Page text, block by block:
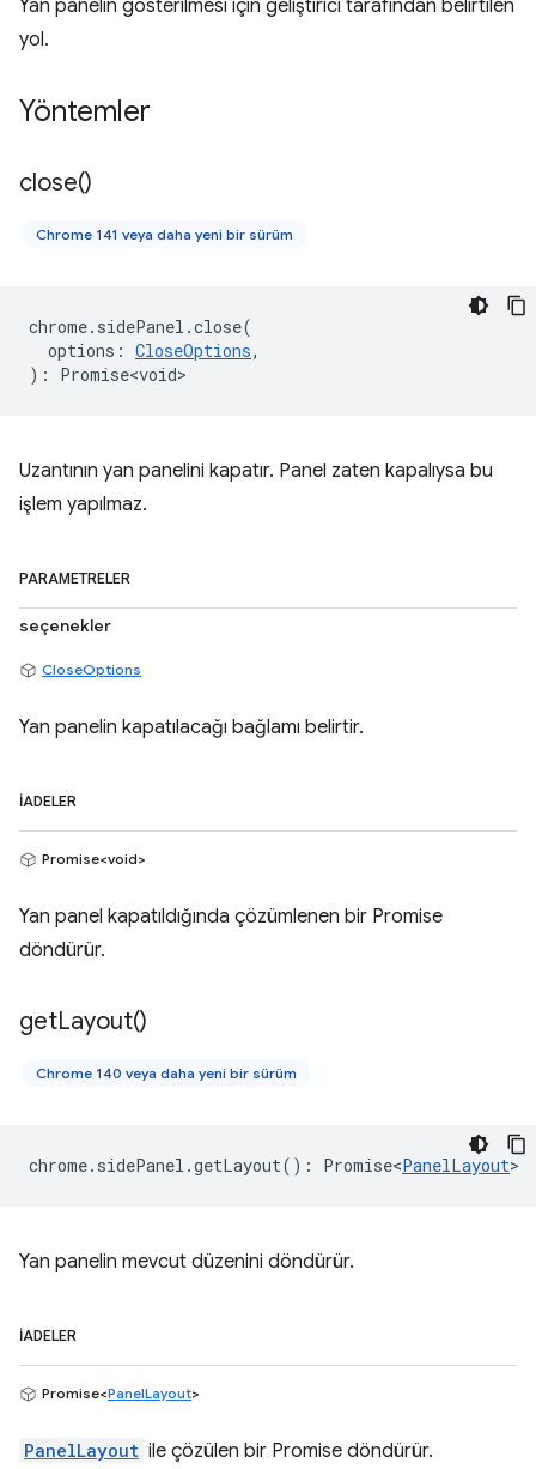
Yan panelin gösterilmesi için geliştirici tarafından belirtilen
yol.
Yöntemler
close()
Chrome 141 veya daha yeni bir sürüm
chrome. sidePanel .close(
options : CloseOptions,
) : Promise<void>
Uzantının yan panelini kapatır. Panel zaten kapalıysa bu
işlem yapılmaz.
PARAMETRELER
seçenekler
CloseOptions
Yan panelin kapatılacağı bağlamı belirtir.
İADELER
Promise<void>
Yan panel kapatıldığında çözümlenen bir Promise
döndürür.
getLayout()
Chrome 140 veya daha yeni bir sürüm
chrome. sidePanel .getLayout() : Promise<PanelLayout>
Yan panelin mevcut düzenini döndürür.
İADELER
Promise<PanelLayout>
PanelLayout ile çözülen bir Promise döndürür.